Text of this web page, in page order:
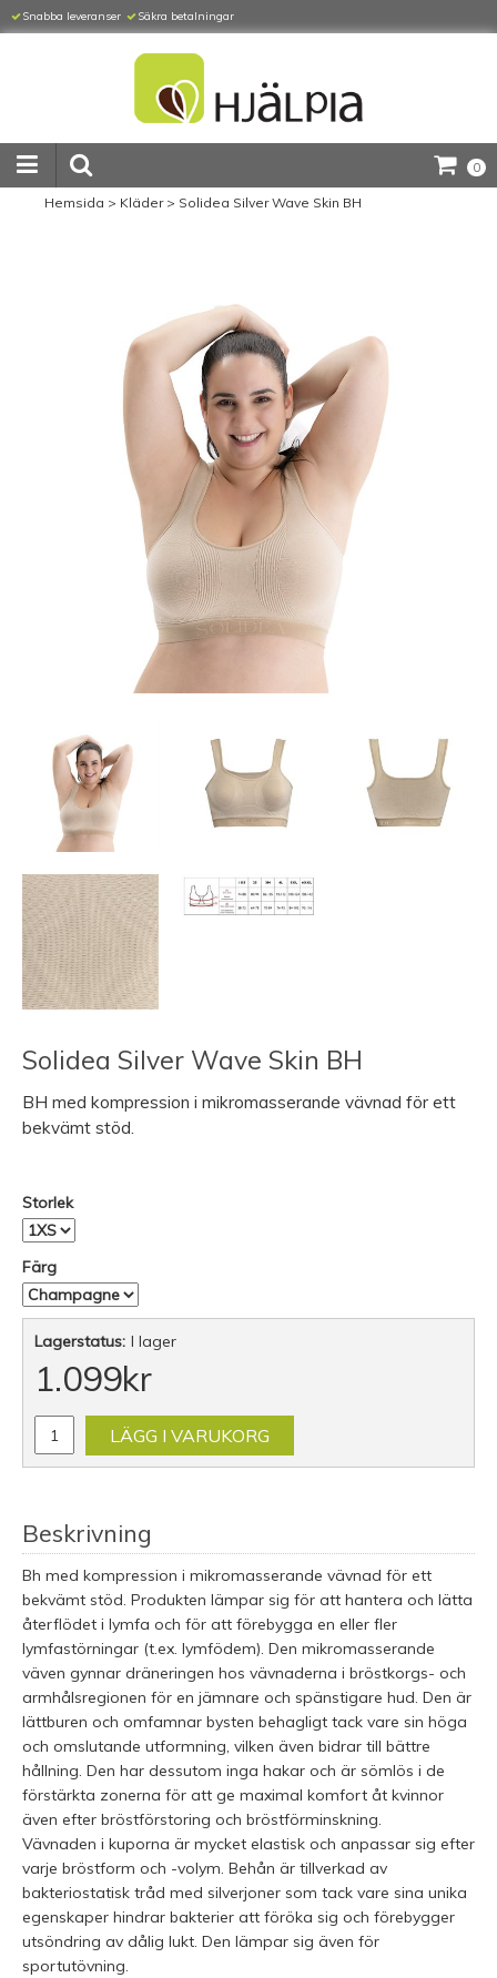
Snabba leveranser Säkra betalningar
0
Hemsida > Kläder> Solidea Silver Wave Skin BH
Solidea Silver Wave Skin BH
BH med kompression i mikromasserande vävnad för ett
bekvämt stöd.
Storlek
Färg
Lagerstatus: I lager
1.099kr
LÄGG I VARUKORG
Beskrivning
Bh med kompression i mikromasserande vävnad för ett
bekvämt stöd. Produkten lämpar sig för att hantera och lätta
återflödet i lymfa och för att förebygga en eller fler
lymfastörningar (t.ex. lymfödem). Den mikromasserande
väven gynnar dräneringen hos vävnaderna i bröstkorgs- och
armhålsregionen för en jämnare och spänstigare hud. Den är
lättburen och omfamnar bysten behagligt tack vare sin höga
och omslutande utformning, vilken även bidrar till bättre
hållning. Den har dessutom inga hakar och är sömlös i de
förstärkta zonerna för att ge maximal komfort åt kvinnor
även efter bröstförstoring och bröstförminskning.
Vävnaden i kuporna är mycket elastisk och anpassar sig efter
varje bröstform och -volym. Behån är tillverkad av
bakteriostatisk tråd med silverjoner som tack vare sina unika
egenskaper hindrar bakterier att föröka sig och förebygger
utsöndring av dålig lukt. Den lämpar sig även för
sportutövning.